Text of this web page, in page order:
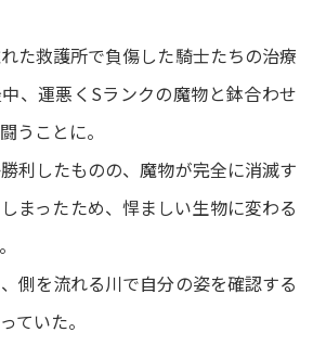
た救護所で負傷した騎士たちの治療
、運悪くSランクの魔物と鉢合わせ
うことに。
利したものの、魔物が完全に消滅す
まったため、悍ましい生物に変わる
側を流れる川で自分の姿を確認する
ていた。